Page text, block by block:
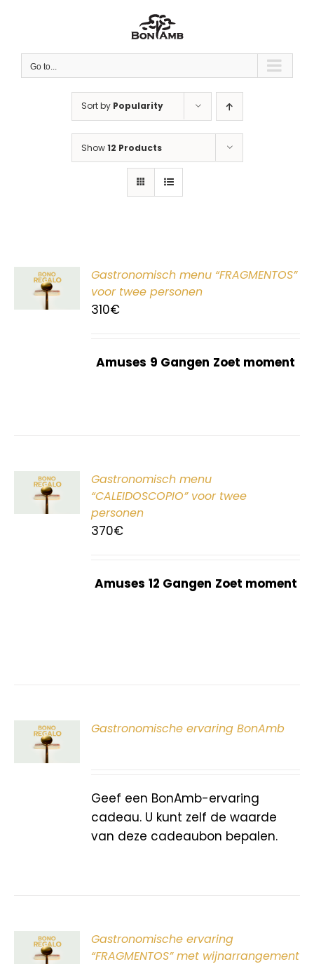
Go to...
Sort by Popularity
Show12 Products
Gastronomisch menu “FRAGMENTOS”
voor twee personen
310€
Amuses 9 Gangen Zoet moment
Gastronomisch menu
“CALEIDOSCOPIO” voor twee
personen
370€
Amuses 12 Gangen Zoet moment
Gastronomische ervaring BonAmb
Geef een BonAmb-ervaring
cadeau. U kunt zelf de waarde
van deze cadeaubon bepalen.
Gastronomische ervaring
“FRAGMENTOS” met wijnarrangement